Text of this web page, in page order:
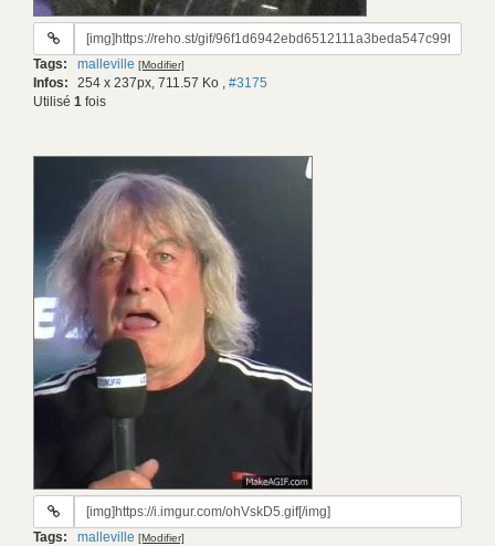
URL
gif:
Tags: malleville [Modifier]
Infos: 254 x 237px, 711.57 Ko , #3175
Utilisé 1 fois
URL
gif:
Tags: malleville [Modifier]